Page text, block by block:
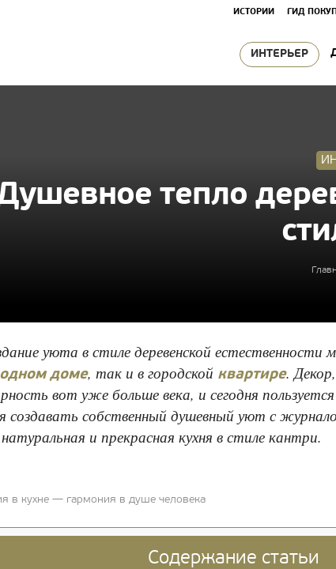
ИСТОРИИ ГИД
ИНТЕРЬЕР
тепло
уюта в стиле деревенской
доме, так и в городской квартире.
вот уже больше века, и сегодня
создавать собственный душевный уют с
и прекрасная кухня в стиле кантри.
в кухне — гармония в душе человека
Содержание статьи